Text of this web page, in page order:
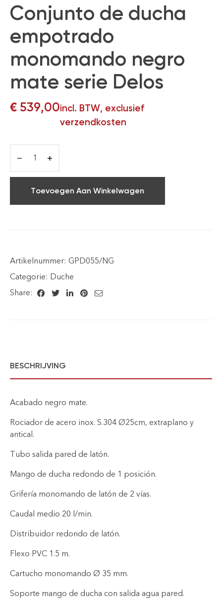
Conjunto de ducha
empotrado
monomando negro
mate serie Delos
€ 539,00incl. BTW, exclusief
verzendkosten
Toevoegen Aan Winkelwagen
Artikelnummer: GPD055/NG
Categorie: Duche
Share:
BESCHRIJVING
Acabado negro mate.
Rociador de acero inox. S.304 Ø25cm, extraplano y
antical.
Tubo salida pared de latón.
Mango de ducha redondo de 1 posición.
Grifería monomando de latón de 2 vías.
Caudal medio 20 l/min.
Distribuidor redondo de latón.
Flexo PVC 1.5 m.
Cartucho monomando Ø 35 mm.
Soporte mango de ducha con salida agua pared.